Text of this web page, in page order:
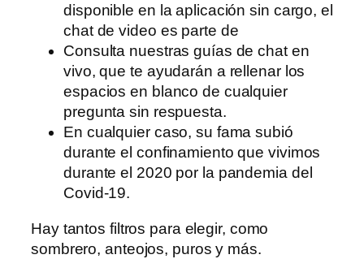
disponible en la aplicación sin cargo, el
chat de video es parte de
Consulta nuestras guías de chat en
vivo, que te ayudarán a rellenar los
espacios en blanco de cualquier
pregunta sin respuesta.
En cualquier caso, su fama subió
durante el confinamiento que vivimos
durante el 2020 por la pandemia del
Covid-19.
Hay tantos filtros para elegir, como
sombrero, anteojos, puros y más.